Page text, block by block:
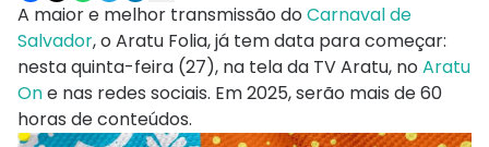
A maior e melhor transmissão do Carnaval de
Salvador, o Aratu Folia, já tem data para começar:
nesta quinta-feira (27), na tela da TV Aratu, no Aratu
One nas redes sociais. Em 2025, serão mais de 60
horas de conteúdos.